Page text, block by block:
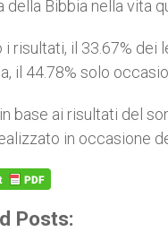
della Bibbia nella vita
i risultati, il 33.67% dei
il 44.78% solo
base ai risultati del
in occasione
Posts: